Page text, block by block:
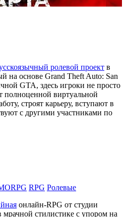
ролевой проект в
на основе Grand Theft Auto: San
GTA, здесь игроки не просто
виртуальной
строят карьеру, вступают в
с другими участниками по
RPG Ролевые
онлайн-RPG от студии
стилистике с упором на